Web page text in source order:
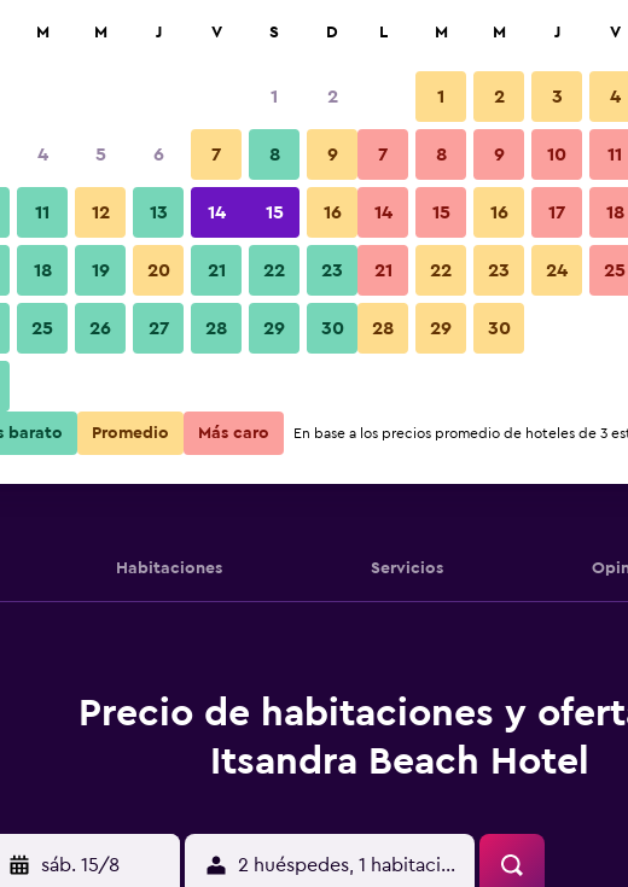
Hotel Ver precios
Hotel Ver precios
Hotel
Habitaciones Servicios
Precio de habitaciones y
Itsandra Beach Hotel
sáb. 15/8 2 huéspedes, 1 habitación
M M J V S D
1 2
4 5 6 7 8 9
11 12 13 14 15 16
18 19 20 21 22 23
25 26 27 28 29 30
L M M J V
1 2 3 4
7 8 9 10 11
14 15 16 17 18
21 22 23 24 25
28 29 30
barato Promedio Más caro En base a los precios promedio de hoteles de 3